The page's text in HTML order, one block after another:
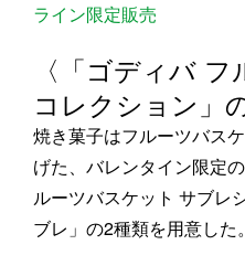
ライン限定販売
〈「ゴディバ
コレクション」
焼き菓子はフルーツバス
げた、バレンタイン限定
ルーツバスケット サブレ
ブレ」の2種類を用意した。